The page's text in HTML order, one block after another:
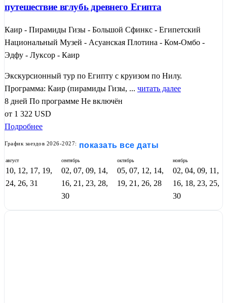
путешествие вглубь древнего Египта
Каир - Пирамиды Гизы - Большой Сфинкс - Египетский
Национальный Музей - Асуанская Плотина - Ком-Омбо -
Эдфу - Луксор - Каир
Экскурсионный тур по Египту с круизом по Нилу.
Программа: Каир (пирамиды Гизы, ... читать далее
8 дней По программе Не включён
от 1 322 USD
Подробнее
График заездов 2026-2027: показать все даты
август
10, 12, 17, 19,
24, 26, 31
сентябрь
02, 07, 09, 14,
16, 21, 23, 28,
30
октябрь
05, 07, 12, 14,
19, 21, 26, 28
ноябрь
02, 04, 09, 11,
16, 18, 23, 25,
30